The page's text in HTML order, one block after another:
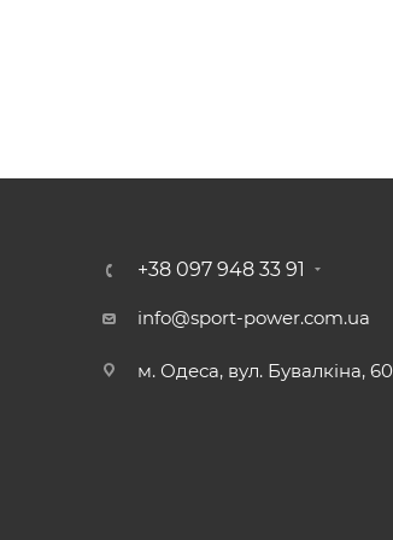
+38 097 948 33 91
info@sport-power.com.ua
м. Одеса, вул. Бувалкіна, 60